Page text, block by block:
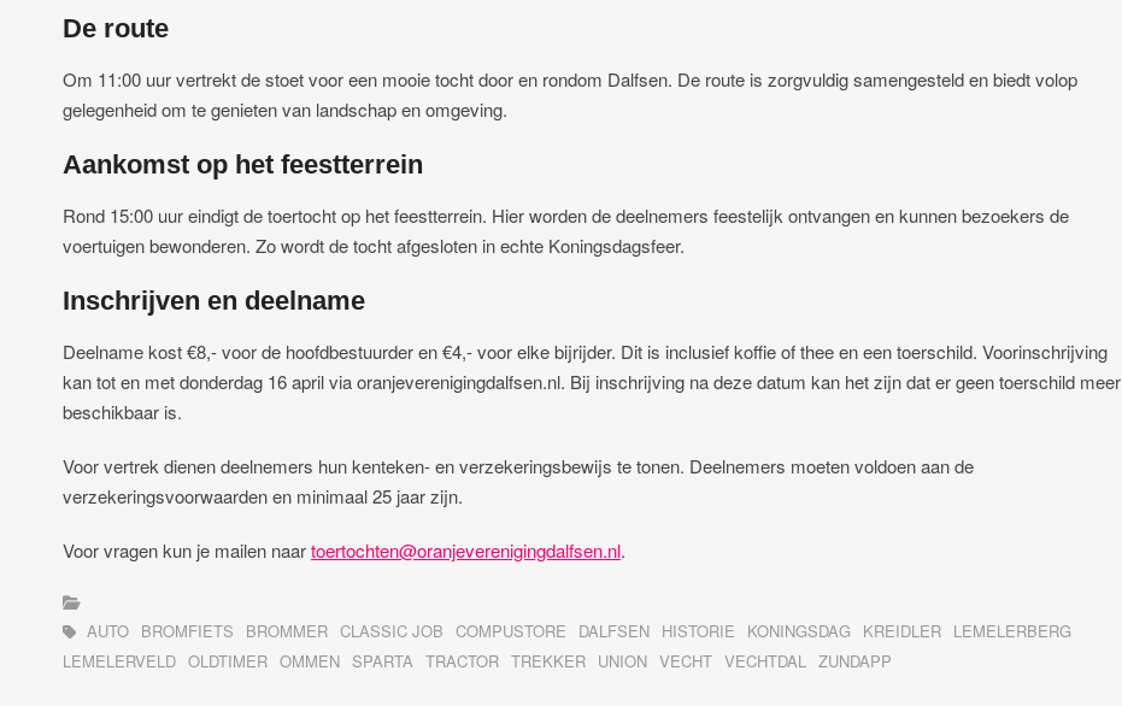
De route
Om 11:00 uur vertrekt de stoet voor een mooie tocht door en rondom Dalfsen. De route is zorgvuldig samengesteld en biedt volop
gelegenheid om te genieten van landschap en omgeving.
Aankomst op het feestterrein
Rond 15:00 uur eindigt de toertocht op het feestterrein. Hier worden de deelnemers feestelijk ontvangen en kunnen bezoekers de
voertuigen bewonderen. Zo wordt de tocht afgesloten in echte Koningsdagsfeer.
Inschrijven en deelname
Deelname kost €8,- voor de hoofdbestuurder en €4,- voor elke bijrijder. Dit is inclusief koffie of thee en een toerschild. Voorinschrijving
kan tot en met donderdag 16 april via oranjeverenigingdalfsen.nl. Bij inschrijving na deze datum kan het zijn dat er geen toerschild meer
beschikbaar is.
Voor vertrek dienen deelnemers hun kenteken- en verzekeringsbewijs te tonen. Deelnemers moeten voldoen aan de
verzekeringsvoorwaarden en minimaal 25 jaar zijn.
Voor vragen kun je mailen naartoertochten@oranjeverenigingdalfsen.nl.
AUTO BROMFIETS BROMMER CLASSIC JOB COMPUSTORE DALFSEN HISTORIE KONINGSDAG KREIDLER LEMELERBERG
LEMELERVELD OLDTIMER OMMEN SPARTA TRACTOR TREKKER UNION VECHT VECHTDAL ZUNDAPP